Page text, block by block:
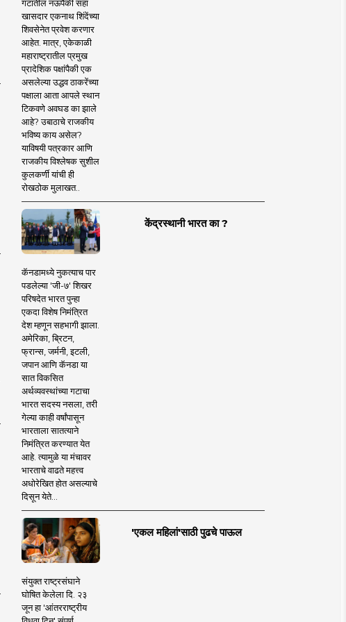
गटातील नऊपैकी सहा
खासदार एकनाथ शिंदेंच्या
शिवसेनेत प्रवेश करणार
आहेत. मात्र, एकेकाळी
महाराष्ट्रातील प्रमुख
प्रादेशिक पक्षांपैकी एक
असलेल्या उद्धव ठाकरेंच्या
पक्षाला आता आपले स्थान
टिकवणे अवघड का झाले
आहे? उबाठाचे राजकीय
भविष्य काय असेल?
याविषयी पत्रकार आणि
राजकीय विश्लेषक सुशील
कुलकर्णी यांची ही
रोखठोक मुलाखत..
केंद्रस्थानी भारत का ?
कॅनडामध्ये नुकत्याच पार
पडलेल्या 'जी-७' शिखर
परिषदेत भारत पुन्हा
एकदा विशेष निमंत्रित
देश म्हणून सहभागी झाला.
अमेरिका, ब्रिटन,
फ्रान्स, जर्मनी, इटली,
जपान आणि कॅनडा या
सात विकसित
अर्थव्यवस्थांच्या गटाचा
भारत सदस्य नसला, तरी
गेल्या काही वर्षांपासून
भारताला सातत्याने
निमंत्रित करण्यात येत
आहे. त्यामुळे या मंचावर
भारताचे वाढते महत्त्व
अधोरेखित होत असल्याचे
दिसून येते...
'एकल महिलां'साठी पुढचे पाऊल
संयुक्त राष्ट्रसंघाने
घोषित केलेला दि. २३
जून हा 'आंतरराष्ट्रीय